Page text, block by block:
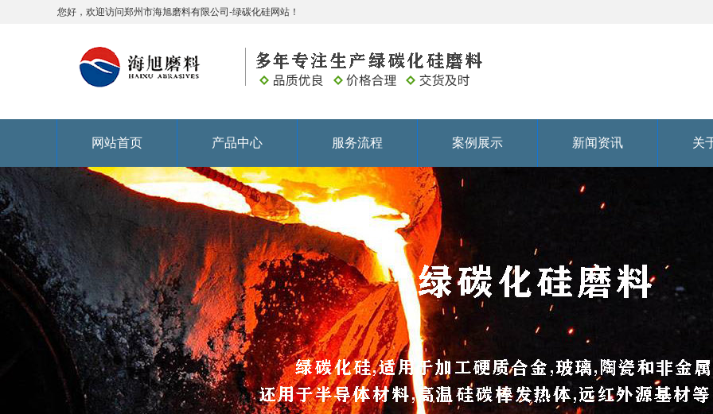
您好，欢迎访问郑州市海旭磨料有限公司-绿碳化硅网站！
网站首页 产品中心 服务流程 案例展示 新闻资讯 关